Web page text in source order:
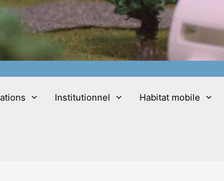
Institutionnel Habitat mobile